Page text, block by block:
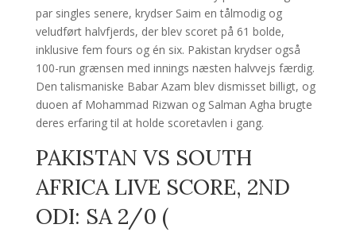
par singles senere, krydser Saim en tålmodig og
veludført halvfjerds, der blev scoret på 61 bolde,
inklusive fem fours og én six. Pakistan krydser også
100-run grænsen med innings næsten halvvejs færdig.
Den talismaniske Babar Azam blev dismisset billigt, og
duoen af Mohammad Rizwan og Salman Agha brugte
deres erfaring til at holde scoretavlen i gang.
PAKISTAN VS SOUTH
AFRICA LIVE SCORE, 2ND
ODI: SA 2/0 (